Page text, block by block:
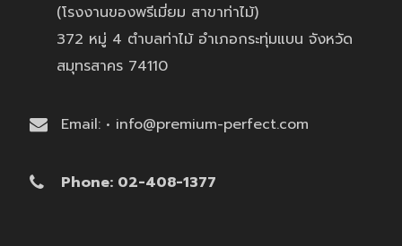
(โรงงานของพรีเมี่ยม สาขาท่าไม้)
372 หมู่ 4 ตำบลท่าไม้ อำเภอกระทุ่มแบน จังหวัด
สมุทรสาคร 74110
Email: • info@premium-perfect.com
Phone: 02-408-1377